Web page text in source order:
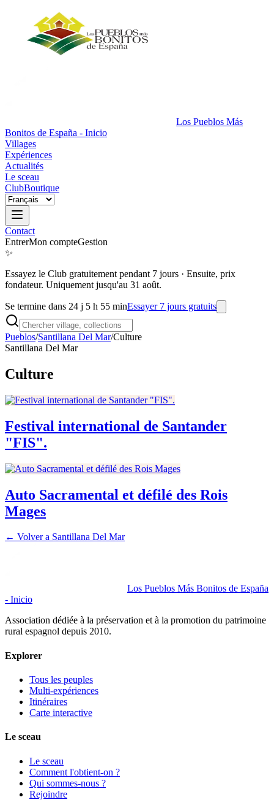
Los Pueblos Más
Bonitos de España - Inicio
Villages
Expériences
Actualités
Le sceau
ClubBoutique
Contact
EntrerMon compteGestion
✨
Essayez le Club gratuitement pendant 7 jours · Ensuite, prix
fondateur. Uniquement jusqu'au 31 août.
Se termine dans 24 j 5 h 55 minEssayer 7 jours gratuits
Pueblos/Santillana Del Mar/Culture
Santillana Del Mar
Culture
Festival international de Santander
"FIS".
Auto Sacramental et défilé des Rois
Mages
← Volver a Santillana Del Mar
Los Pueblos Más Bonitos de España
- Inicio
Association dédiée à la préservation et à la promotion du patrimoine
rural espagnol depuis 2010.
Explorer
Tous les peuples
Multi-expériences
Itinéraires
Carte interactive
Le sceau
Le sceau
Comment l'obtient-on ?
Qui sommes-nous ?
Rejoindre